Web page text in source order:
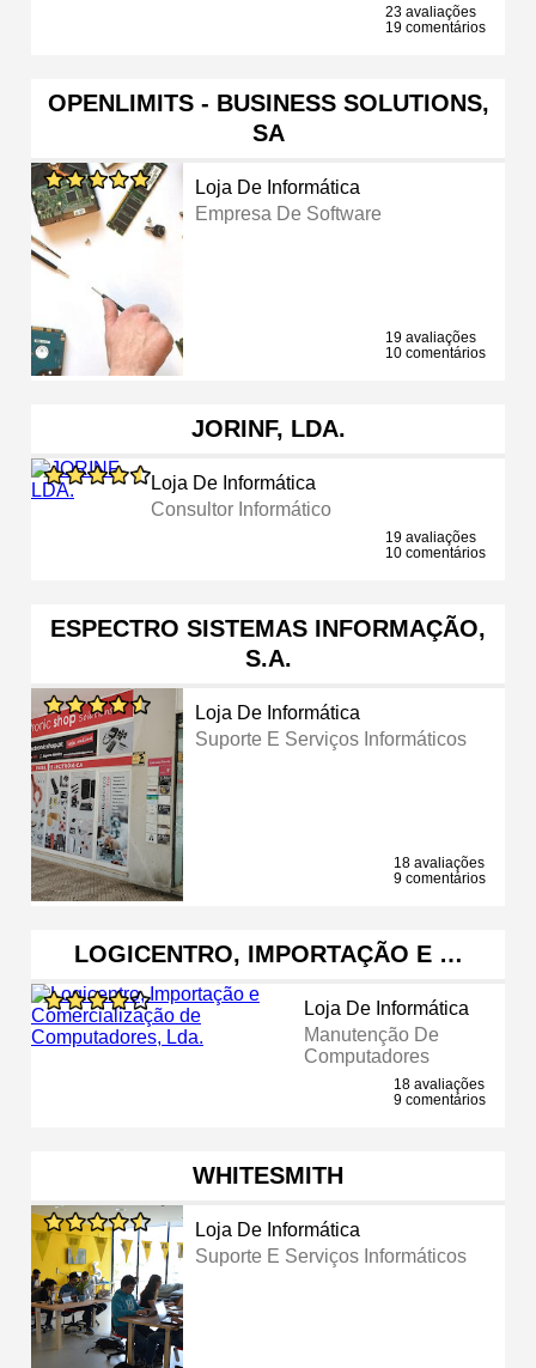
23 avaliações
19 comentários
OPENLIMITS - BUSINESS SOLUTIONS,
SA
Loja De Informática
Empresa De Software
19 avaliações
10 comentários
JORINF, LDA.
Loja De Informática
Consultor Informático
19 avaliações
10 comentários
ESPECTRO SISTEMAS INFORMAÇÃO,
S.A.
Loja De Informática
Suporte E Serviços Informáticos
18 avaliações
9 comentários
LOGICENTRO, IMPORTAÇÃO E …
Loja De Informática
Manutenção De
Computadores
18 avaliações
9 comentários
WHITESMITH
Loja De Informática
Suporte E Serviços Informáticos